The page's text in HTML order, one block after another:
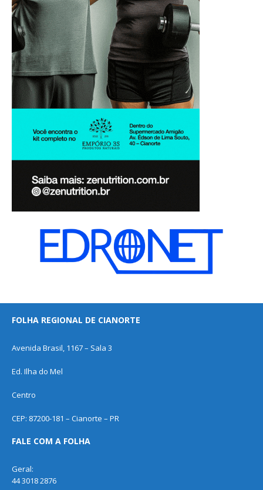
FOLHA REGIONAL DE CIANORTE
Avenida Brasil, 1167 – Sala 3
Ed. Ilha do Mel
Centro
CEP: 87200-181 – Cianorte – PR
FALE COM A FOLHA
Geral:
44 3018 2876